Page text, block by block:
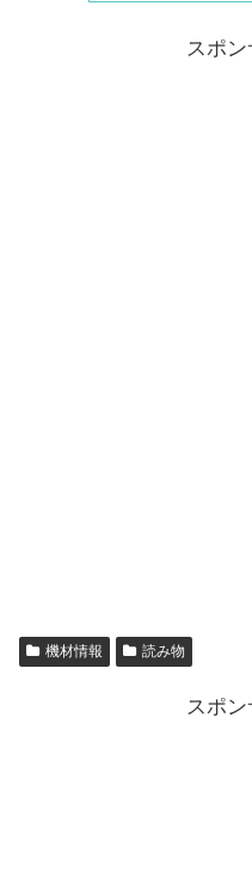
スポン
機材情報 読み物
スポン